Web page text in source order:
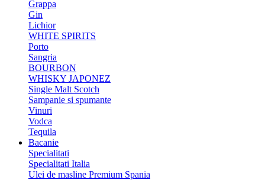
Grappa
Gin
Lichior
WHITE SPIRITS
Porto
Sangria
BOURBON
WHISKY JAPONEZ
Single Malt Scotch
Sampanie si spumante
Vinuri
Vodca
Tequila
Bacanie
Specialitati
Specialitati Italia
Ulei de masline Premium Spania